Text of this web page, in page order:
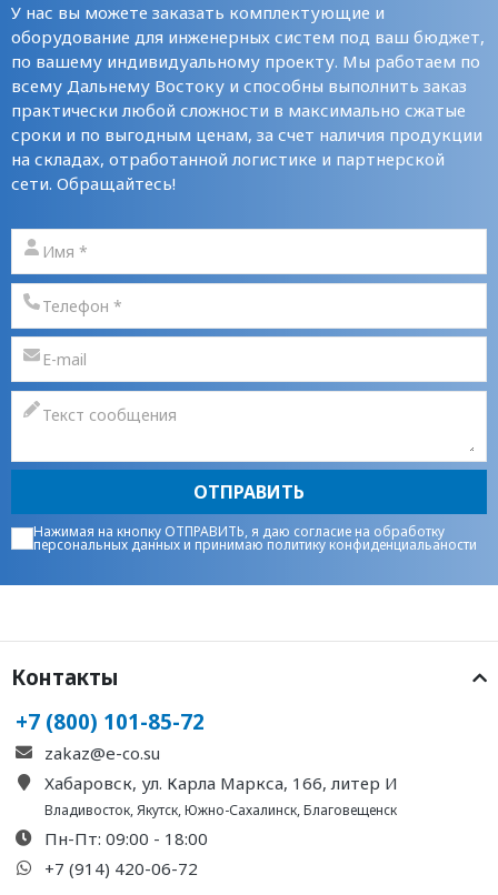
У нас вы можете заказать комплектующие и
оборудование для инженерных систем под ваш бюджет,
по вашему индивидуальному проекту. Мы работаем по
всему Дальнему Востоку и способны выполнить заказ
практически любой сложности в максимально сжатые
сроки и по выгодным ценам, за счет наличия продукции
на складах, отработанной логистике и партнерской
сети. Обращайтесь!
ОТПРАВИТЬ
Нажимая на кнопку ОТПРАВИТЬ, я даю согласие на обработку
персональных данныхи принимаюполитику конфиденциальаности
Контакты
+7 (800) 101-85-72
zakaz@e-co.su
Хабаровск, ул. Карла Маркса, 166, литер И
Владивосток,Якутск,Южно-Сахалинск,Благовещенск
Пн-Пт: 09:00 - 18:00
+7 (914) 420-06-72